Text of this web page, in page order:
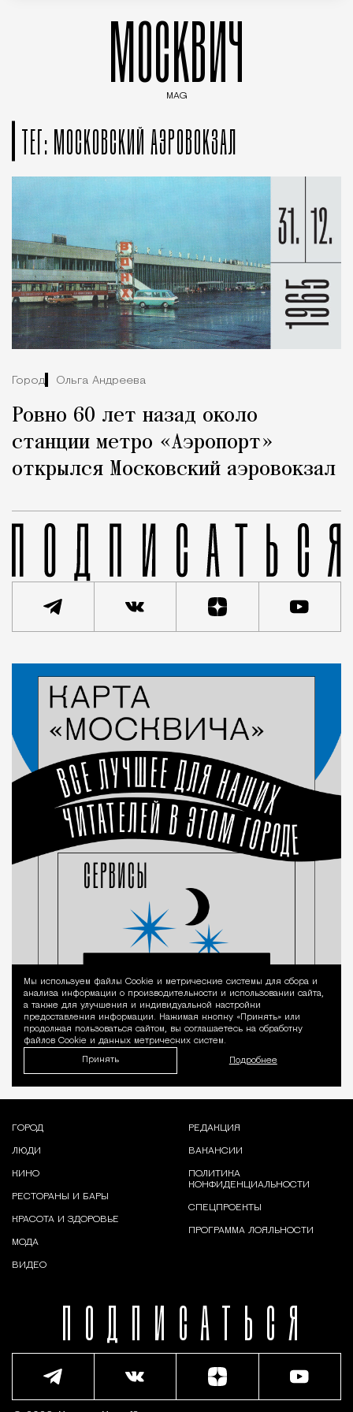
МОСКВИЧ
MAG
ТЕГ: МОСКОВСКИЙ АЭРОВОКЗАЛ
Город Ольга Андреева
Ровно 60 лет назад около
станции метро «Аэропорт»
открылся Московский аэровокзал
Уведомление
Мы используем файлы Сookie и метрические системы для сбора и
анализа информации о производительности и использовании сайта,
а также для улучшения и индивидуальной настройки
предоставления информации. Нажимая кнопку «Принять» или
продолжая пользоваться сайтом, вы соглашаетесь на обработку
файлов Cookie и данных метрических систем.
Принять Подробнее
ПОДПИСАТЬСЯ
ГОРОД
ЛЮДИ
КИНО
РЕСТОРАНЫ И БАРЫ
КРАСОТА И ЗДОРОВЬЕ
МОДА
ВИДЕО
РЕДАКЦИЯ
ВАКАНСИИ
ПОЛИТИКА
КОНФИДЕНЦИАЛЬНОСТИ
СПЕЦПРОЕКТЫ
ПРОГРАММА ЛОЯЛЬНОСТИ